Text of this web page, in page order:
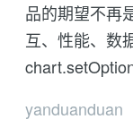
品的期望不再
互、性能、数
yanduanduan